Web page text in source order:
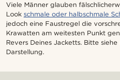
Viele Männer glauben
Look schmale oder halbschmale
jedoch eine Faustregel die
Krawatten am weitesten Punkt
Revers Deines Jacketts. Bitte
Darstellung.